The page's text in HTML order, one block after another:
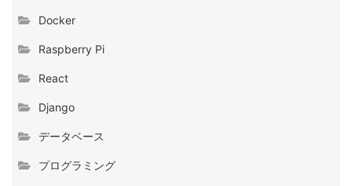
Docker
Raspberry Pi
React
Django
データベース
プログラミング